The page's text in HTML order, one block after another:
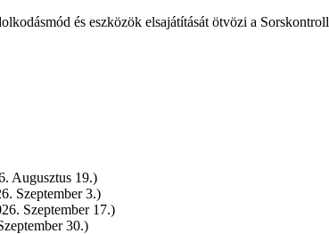
és eszközök elsajátítását ötvözi a
Augusztus 19.)
Szeptember 3.)
Szeptember 17.)
30.)